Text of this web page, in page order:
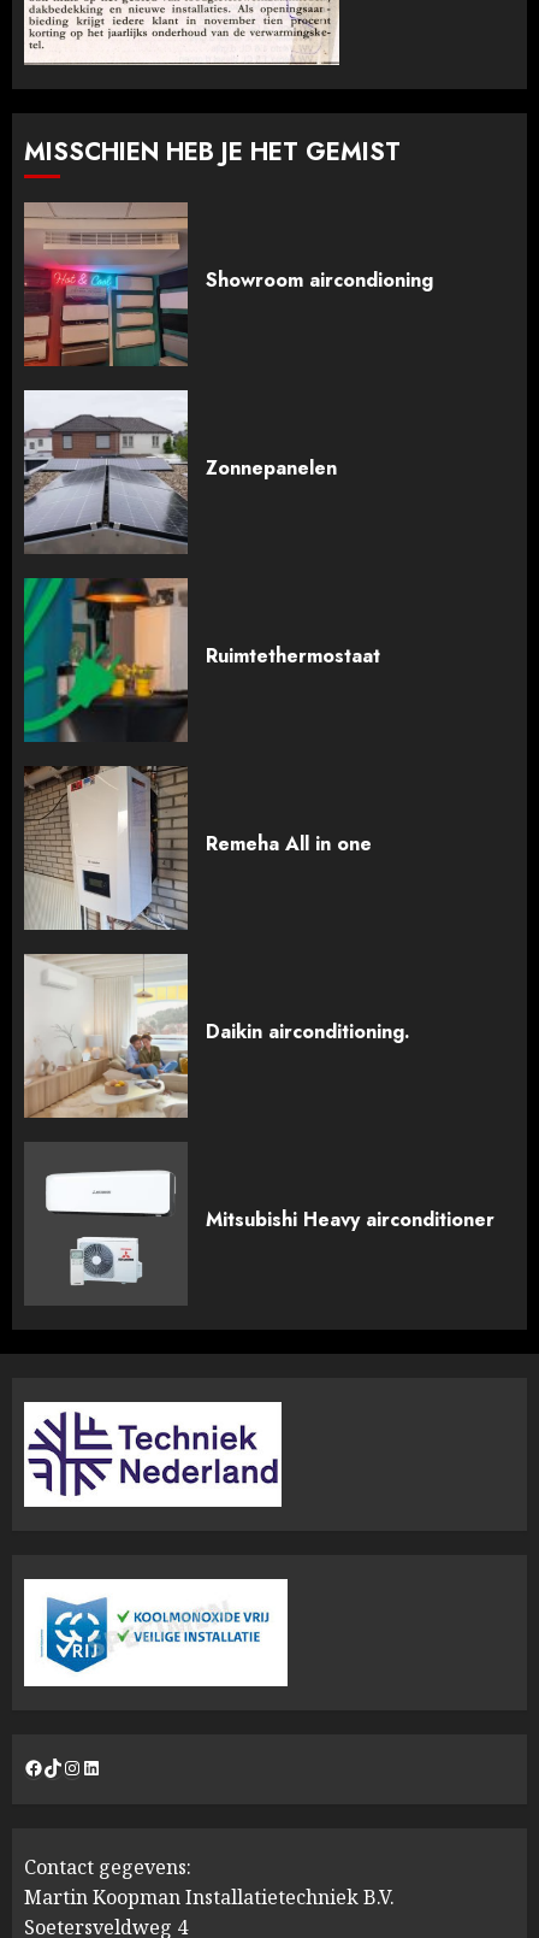
MISSCHIEN HEB JE HET GEMIST
Showroom aircondioning
Zonnepanelen
Ruimtethermostaat
Remeha All in one
Daikin airconditioning.
Mitsubishi Heavy airconditioner
Facebook
TikTok
Instagram
LinkedIn
Contact gegevens:
Martin Koopman Installatietechniek B.V.
Soetersveldweg 4